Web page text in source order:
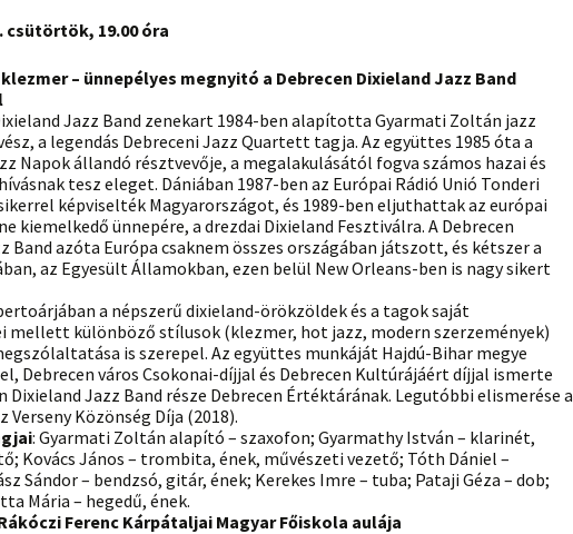
csütörtök, 19.00 óra
– ünnepélyes megnyitó a Debrecen Dixieland Jazz Band
Jazz Band zenekart 1984-ben alapította Gyarmati Zoltán jazz
a legendás Debreceni Jazz Quartett tagja. Az együttes 1985 óta a
Napok állandó résztvevője, a megalakulásától fogva számos hazai és
tesz eleget. Dániában 1987-ben az Európai Rádió Unió Tonderi
képviselték Magyarországot, és 1989-ben eljuthattak az európai
kiemelkedő ünnepére, a drezdai Dixieland Fesztiválra. A Debrecen
Band azóta Európa csaknem összes országában játszott, és kétszer a
az Egyesült Államokban, ezen belül New Orleans-ben is nagy sikert
a népszerű dixieland-örökzöldek és a tagok saját
mellett különböző stílusok (klezmer, hot jazz, modern szerzemények)
is szerepel. Az együttes munkáját Hajdú-Bihar megye
Debrecen város Csokonai-díjjal és Debrecen Kultúrájáért díjjal ismerte
Dixieland Jazz Band része Debrecen Értéktárának. Legutóbbi elismerése a
Verseny Közönség Díja (2018).
: Gyarmati Zoltán alapító – szaxofon; Gyarmathy István – klarinét,
Kovács János – trombita, ének, művészeti vezető; Tóth Dániel –
Sándor – bendzsó, gitár, ének; Kerekes Imre – tuba; Pataji Géza – dob;
Mária – hegedű, ének.
Ferenc Kárpátaljai Magyar Főiskola aulája